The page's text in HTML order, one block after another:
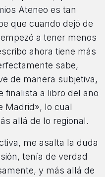
Ateneo es tan
que cuando dejó de
a tener menos
ahora tiene más
sabe,
de manera subjetiva,
finalista a libro del año
Madrid», lo cual
allá de lo regional.
me asalta la duda
tenía de verdad
y más allá de